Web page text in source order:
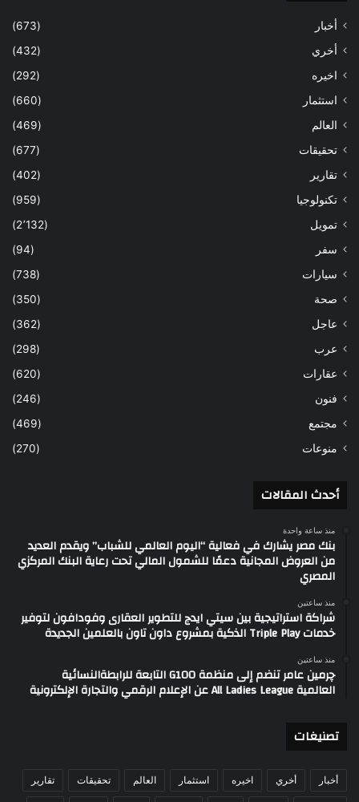
أخبار
(673)
أخري
(432)
اخيره
(292)
استثمار
(660)
العالم
(469)
تحقيقات
(677)
تقارير
(402)
تكنولوجيا
(959)
تمويل
(2٬132)
سفر
(94)
سيارات
(738)
صحة
(350)
عاجل
(362)
عرب
(298)
عقارات
(620)
فنون
(246)
مجتمع
(469)
منوعات
(270)
أحدث المقالات
منذ ساعة واحدة
بنك مصر يشارك في فعالية “اليوم العالمي للشباب” ويقدم العديد
من العروض المجانية دعمًا للشمول المالي تحت رعاية البنك المركزي
المصري
منذ ساعتين
شراكة استراتيجية بين سيتي ايدج للتطوير العقارى وفودافون لتوفير
خدمات Triple Play الذكية بمشروع داون تاون بالعلمين الجديدة
منذ ساعتين
چرمين عامر تنضم إلى منظمة G100 التابعة للرابطةالنسائية
العالمية All Ladies League عن الإعلام الرقمي والتجارة الإلكترونية
تصنيغات
أخبار أخري اخيره استثمار العالم تحقيقات تقارير